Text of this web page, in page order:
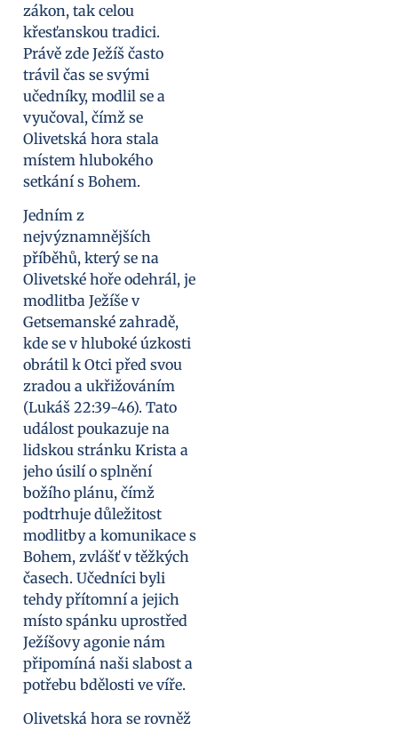
zákon, tak celou
křesťanskou tradici.
Právě zde Ježíš často
trávil čas se svými
učedníky, modlil se a
vyučoval, čímž se
Olivetská hora stala
místem hlubokého
setkání s Bohem.
Jedním z
nejvýznamnějších
příběhů, který se na
Olivetské hoře odehrál, je
modlitba Ježíše v
Getsemanské zahradě,
kde se v hluboké úzkosti
obrátil k Otci před svou
zradou a ukřižováním
(Lukáš 22:39-46). Tato
událost poukazuje na
lidskou stránku Krista a
jeho úsilí o splnění
božího plánu, čímž
podtrhuje důležitost
modlitby a komunikace s
Bohem, zvlášť v těžkých
časech. Učedníci byli
tehdy přítomní a jejich
místo spánku uprostřed
Ježíšovy agonie nám
připomíná naši slabost a
potřebu bdělosti ve víře.
Olivetská hora se rovněž